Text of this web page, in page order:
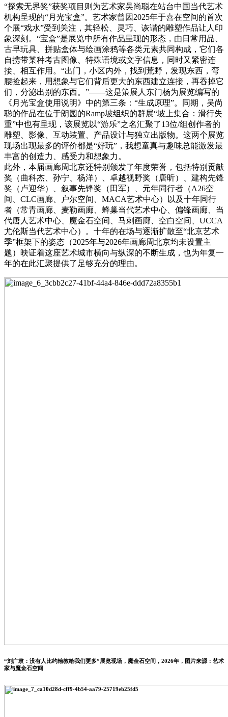
“探索无界奖”获奖项目则为艺术家吴尚聪在站台中国当代艺术
机构呈现的“月光宝盒”。艺术家曾因2025年于喜在空间的首次
个展“戏水”受到关注，其轻松、灵巧、诙谐的雕塑作品让人印
象深刻。“宝盒”是展览中所有作品呈现的形态，由日常用品、
古早玩具、拼贴盒体与绘画涂鸦等各类元素共同构成，它们各
自携带某种考古图像、特殊语境或文字信息，同时又紧密连
接、相互作用。“出门，小区内外，找到荒野，发现东西，弯
腰捡起来，用想象与它们背后更大的东西建立连接，再吞掉它
们，分泌出别的东西。”——这是策展人东门杨为展览编写的
《月光宝盒使用说明》中的第三条：“生成原理”。同期，吴尚
聪的作品在位于朗园的Ramp坡组织的群展“坡上集合：滑行失
重”中也有呈现，该展览以“游乐”之名汇聚了13位/组创作者的
雕塑、影像、互动装置、产品设计与独立出版物。这两个展览
现场出现最多的评价都是“好玩”，我想童真与趣味总能激发最
丰富的创造力、感受力和想象力。
此外，本届画廊周北京还特别颁发了年度荣誉，包括特别贡献
奖（曲科杰、孙宁、杨洋）、卓越视野奖（唐昕）、建构先锋
奖（卢迎华）、叙事先锋奖（田军）、元年同行者（A26空
间、CLC画廊、户尔空间、MACA艺术中心）以及十年同行
者（常青画廊、麦勒画廊、蜂巢当代艺术中心、偏锋画廊、当
代唐人艺术中心、魔金石空间、马刺画廊、空白空间、UCCA
尤伦斯当代艺术中心）。十年的在场与逐渐扩散至“北京艺术
季”框架下的姿态（2025年与2026年画廊周北京均未设置主
题）映证着这座艺术城市横向与纵深的不断生成，也为年复一
年的在此汇聚提供了足够充分的理由。
“刘广隶：没有人比约翰教给我们更多”展览现场，魔金石空间，2026年，图片来源：艺术
家与魔金石空间